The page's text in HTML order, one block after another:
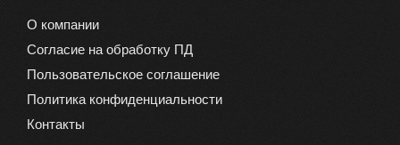
О компании
Согласие на обработку ПД
Пользовательское соглашение
Политика конфиденциальности
Контакты